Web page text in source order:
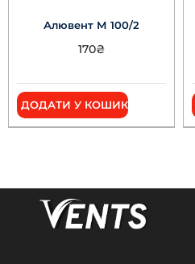
Алювент М 100/2
170₴
ДОДАТИ У КОШИК